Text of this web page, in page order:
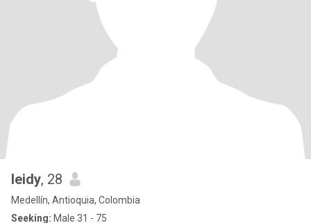
leidy, 28
Medellín, Antioquia, Colombia
Seeking: Male 31 - 75